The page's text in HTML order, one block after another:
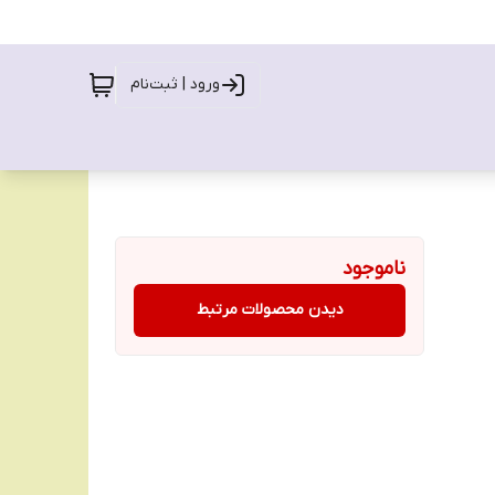
ورود | ثبت‌نام
ناموجود
دیدن محصولات مرتبط